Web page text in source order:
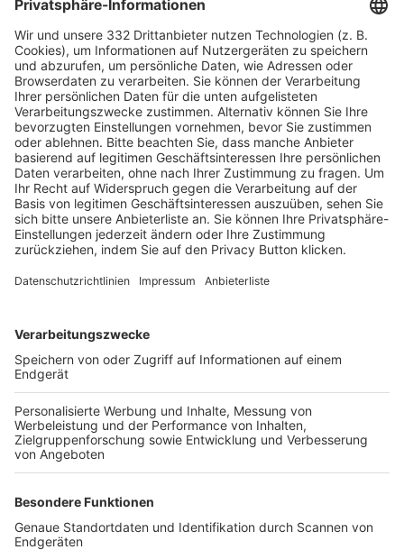
HÄUFIG BESUCHTE SEITEN
Pässe und Vereinswechsel
Trainerausbildung
Schulungsangebot Vereinsmitarbeiter
BFV-Geschäftsstellen
Trainerbörse
Login SpielPlus
FOLGE DEM BFV
TOP-VEREINE
TOP-PARTNER